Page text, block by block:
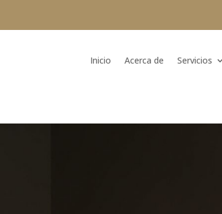
Inicio Acerca de Servicios